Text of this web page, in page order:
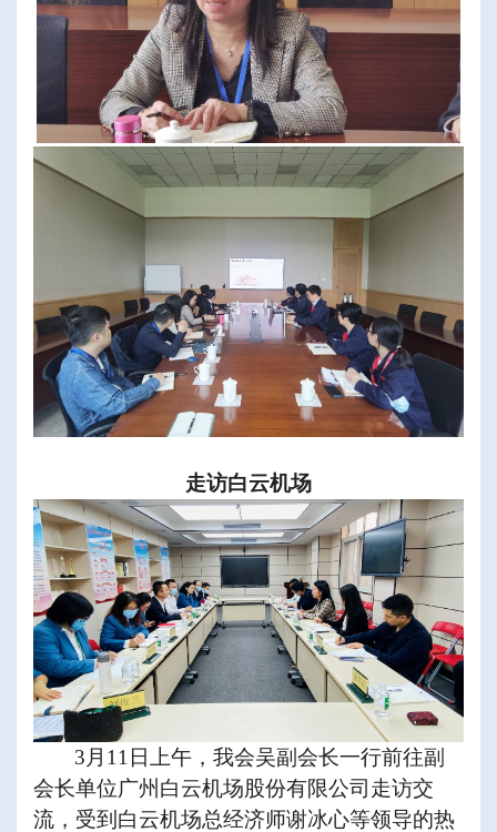
走访白云机场
3 月 11 日上午，我会吴副会长一行前往副
会长单位广州白云机场股份有限公司走访交
流，受到白云机场总经济师谢冰心等领导的热